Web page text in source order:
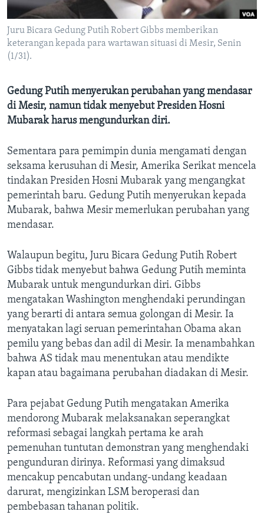
Juru Bicara Gedung Putih Robert Gibbs memberikan
keterangan kepada para wartawan situasi di Mesir, Senin
(1/31).
Gedung Putih menyerukan perubahan yang mendasar
di Mesir, namun tidak menyebut Presiden Hosni
Mubarak harus mengundurkan diri.
Sementara para pemimpin dunia mengamati dengan
seksama kerusuhan di Mesir, Amerika Serikat mencela
tindakan Presiden Hosni Mubarak yang mengangkat
pemerintah baru. Gedung Putih menyerukan kepada
Mubarak, bahwa Mesir memerlukan perubahan yang
mendasar.
Walaupun begitu, Juru Bicara Gedung Putih Robert
Gibbs tidak menyebut bahwa Gedung Putih meminta
Mubarak untuk mengundurkan diri. Gibbs
mengatakan Washington menghendaki perundingan
yang berarti di antara semua golongan di Mesir. Ia
menyatakan lagi seruan pemerintahan Obama akan
pemilu yang bebas dan adil di Mesir. Ia menambahkan
bahwa AS tidak mau menentukan atau mendikte
kapan atau bagaimana perubahan diadakan di Mesir.
Para pejabat Gedung Putih mengatakan Amerika
mendorong Mubarak melaksanakan seperangkat
reformasi sebagai langkah pertama ke arah
pemenuhan tuntutan demonstran yang menghendaki
pengunduran dirinya. Reformasi yang dimaksud
mencakup pencabutan undang-undang keadaan
darurat, mengizinkan LSM beroperasi dan
pembebasan tahanan politik.